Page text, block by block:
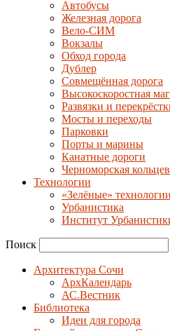
Автобусы
Железная дорога
Вело-СИМ
Вокзалы
Обход города
Дублер
Совмещённая дорога
Высокоскоростная
Развязки и
Мосты и переходы
Парковки
Порты и марины
Канатные дороги
Черноморская
Технологии
«Зелёные» технологии
Урбанистика
Институт
Поиск
Архитектура Сочи
АрхКалендарь
АС.Вестник
Библиотека
Идеи для города